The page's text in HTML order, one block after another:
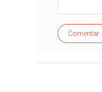
Comentar